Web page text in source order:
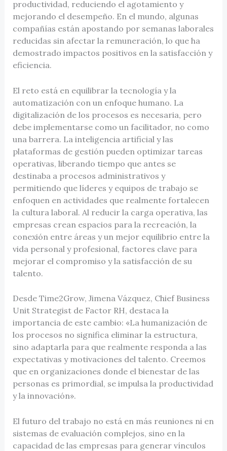
productividad, reduciendo el agotamiento y
mejorando el desempeño. En el mundo, algunas
compañías están apostando por semanas laborales
reducidas sin afectar la remuneración, lo que ha
demostrado impactos positivos en la satisfacción y
eficiencia.
El reto está en equilibrar la tecnología y la
automatización con un enfoque humano. La
digitalización de los procesos es necesaria, pero
debe implementarse como un facilitador, no como
una barrera. La inteligencia artificial y las
plataformas de gestión pueden optimizar tareas
operativas, liberando tiempo que antes se
destinaba a procesos administrativos y
permitiendo que líderes y equipos de trabajo se
enfoquen en actividades que realmente fortalecen
la cultura laboral. Al reducir la carga operativa, las
empresas crean espacios para la recreación, la
conexión entre áreas y un mejor equilibrio entre la
vida personal y profesional, factores clave para
mejorar el compromiso y la satisfacción de su
talento.
Desde Time2Grow, Jimena Vázquez, Chief Business
Unit Strategist de Factor RH, destaca la
importancia de este cambio: «La humanización de
los procesos no significa eliminar la estructura,
sino adaptarla para que realmente responda a las
expectativas y motivaciones del talento. Creemos
que en organizaciones donde el bienestar de las
personas es primordial, se impulsa la productividad
y la innovación».
El futuro del trabajo no está en más reuniones ni en
sistemas de evaluación complejos, sino en la
capacidad de las empresas para generar vínculos